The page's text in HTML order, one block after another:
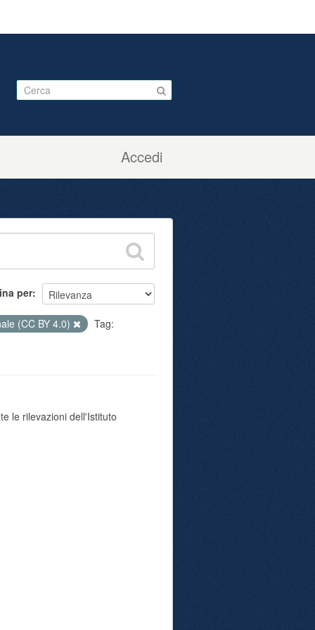
Accedi
per
(CC BY 4.0) Tag:
le rilevazioni dell'Istituto